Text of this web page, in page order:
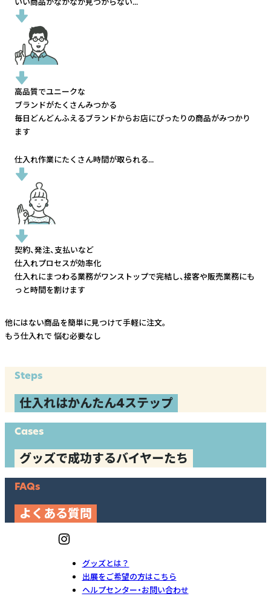
高品質でユニークな
ブランドがたくさんみつかる
毎日どんどんふえるブランドからお店にぴったりの商品がみつかり
ます
仕入れ作業にたくさん時間が取られる...
契約、発注、支払いなど
仕入れプロセスが効率化
仕入れにまつわる業務がワンストップで完結し、接客や販売業務にも
っと時間を割けます
他にはない商品を簡単に見つけて手軽に注文。
もう仕入れで 悩む必要なし
Steps
仕入れはかんたん4ステップ
Cases
グッズで成功するバイヤーたち
FAQs
よくある質問
グッズとは？
出展をご希望の方はこちら
ヘルプセンター・お問い合わせ